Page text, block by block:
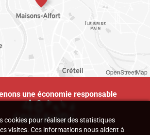
OpenStreetMap
une économie responsable
cookies pour réaliser des statistiques
visites. Ces informations nous aident à